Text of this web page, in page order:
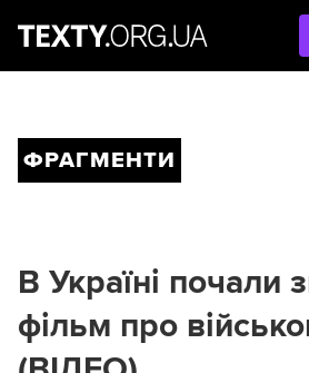
ФРАГМЕНТИ
В Україні почали
фільм про